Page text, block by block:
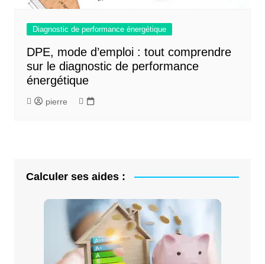
Diagnostic de performance énergétique
DPE, mode d’emploi : tout comprendre
sur le diagnostic de performance
énergétique
pierre
Calculer ses aides :